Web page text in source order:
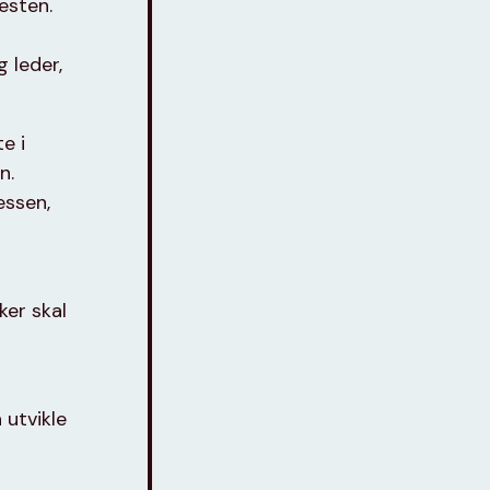
leder,
i
skal
utvikle